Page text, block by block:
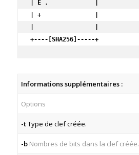
| E .             |
| +               |
+----[SHA256]-----+
Informations supplémentaires :
Options
-tType de clef créée.
-b Nombres de bits dans la clef créée.